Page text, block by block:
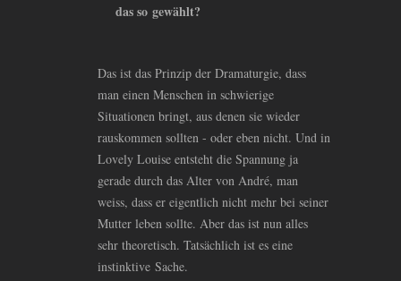
das so gewählt?
Das ist das Prinzip der Dramaturgie, dass
man einen Menschen in schwierige
Situationen bringt, aus denen sie wieder
rauskommen sollten - oder eben nicht. Und in
Lovely Louise entsteht die Spannung ja
gerade durch das Alter von André, man
weiss, dass er eigentlich nicht mehr bei seiner
Mutter leben sollte. Aber das ist nun alles
sehr theoretisch. Tatsächlich ist es eine
instinktive Sache.